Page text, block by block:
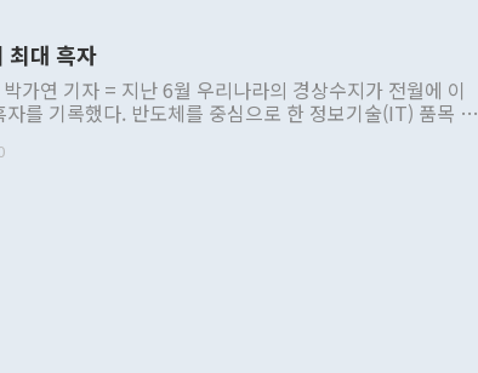
거한 비현실적 구상'이라는 비판을 내놨다. 그동안 정 장
련 발언이 물의를 빚은 적은 여러 번 있지만 대통령과 유
공개적으로 부정적 입장을 표명한 것은 이례적이다. 정 장
접근법과 월권을 제어해야 한다는 목소리도 높아지고 있
다. 또 "현 시점에서 흘러간 선(先)비핵화만 되뇌는 것은
최대 흑자
가연 기자 = 지난 6월 우리나라의 경상수지가 전월에 이
자를 기록했다. 반도체를 중심으로 한 정보기술(IT) 품목 수
으로 1000억달러를 넘어섰다. 상품수입은 644억8000만
컴퓨터·주변기기(SSD)는 282.7% 증가했다. IT 품목